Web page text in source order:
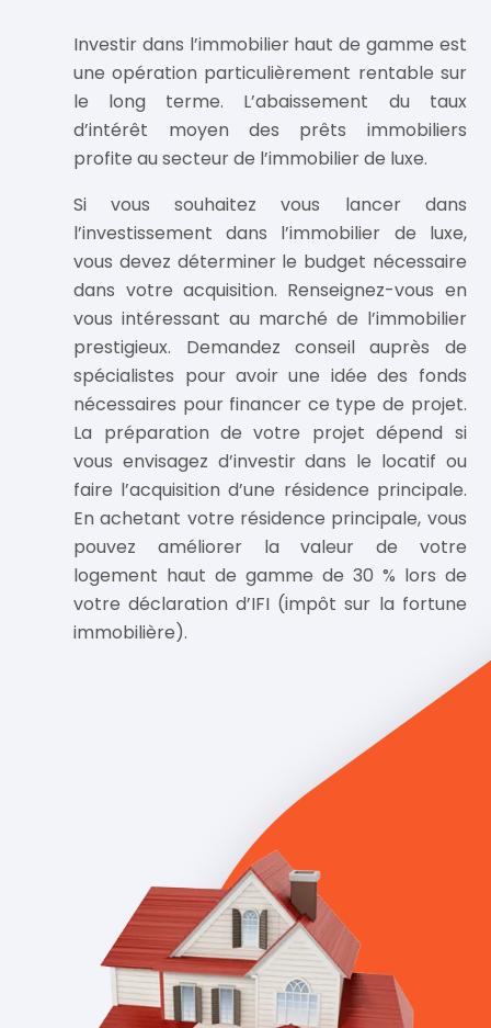
Investir dans l’immobilier haut de gamme est
une opération particulièrement rentable sur
le long terme. L’abaissement du taux
d’intérêt moyen des prêts immobiliers
profite au secteur de l’immobilier de luxe.
Si vous souhaitez vous lancer dans
l’investissement dans l’immobilier de luxe,
vous devez déterminer le budget nécessaire
dans votre acquisition. Renseignez-vous en
vous intéressant au marché de l’immobilier
prestigieux. Demandez conseil auprès de
spécialistes pour avoir une idée des fonds
nécessaires pour financer ce type de projet.
La préparation de votre projet dépend si
vous envisagez d’investir dans le locatif ou
faire l’acquisition d’une résidence principale.
En achetant votre résidence principale, vous
pouvez améliorer la valeur de votre
logement haut de gamme de 30 % lors de
votre déclaration d’IFI (impôt sur la fortune
immobilière).